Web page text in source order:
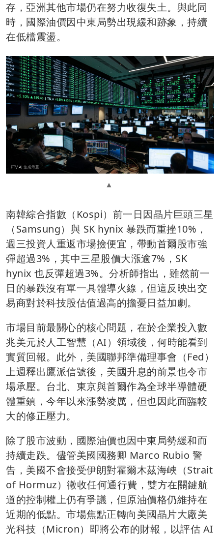
存，亞洲其他市場仍在努力收復失土。與此同
時，國際油價因中東局勢出現緩和跡象，持續
在低檔震盪。
南韓綜合指數（Kospi）前一日因晶片巨頭三星
（Samsung）與 SK hynix 暴跌而重挫10%，
週三投資人重返市場撿便宜，帶動首爾股市強
彈超過3%，其中三星股價大漲逾7%，SK
hynix 也反彈超過3%。分析師指出，雖然前一
日的暴跌沒有單一具體導火線，但這反映出交
易商對於科技股估值過高的擔憂日益加劇。
市場目前最關心的核心問題，在於企業投入數
兆美元於人工智慧（AI）領域後，何時能看到
實質回報。此外，美國聯邦準備理事會（Fed）
上週釋出鷹派信號後，美國升息的前景也令市
場承壓。台北、東京與首爾作為全球半導體硬
體重鎮，今年以來漲勢凌厲，但也因此面臨較
大的修正壓力。
除了股市波動，國際油價也因中東局勢緩和而
持續走跌。儘管美國國務卿 Marco Rubio 警
告，美國不會接受伊朗對霍爾木茲海峽（Strait
of Hormuz）徵收任何通行費，雙方在關鍵航
道的控制權上仍有爭議，但原油價格仍維持在
近期的低點。市場焦點正轉向美國晶片大廠美
光科技（Micron）即將公布的財報，以評估 AI